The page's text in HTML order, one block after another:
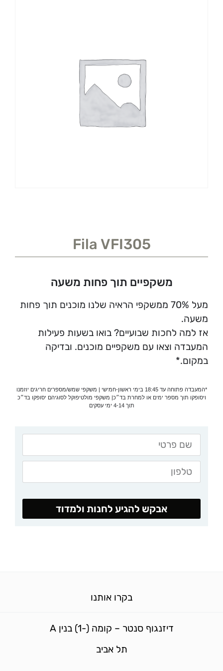
Fila VFI305
משקפיים תוך פחות משעה
מעל 70% ממשקפי הראיה שלנו מוכנים תוך פחות
משעה.
אז למה לחכות שבועיים? בואו בשעות פעילות
המעבדה וצאו עם משקפיים מוכנים. ובדיקה
במקום.*
*המעבדה פתוחה עד 18:45 בימי ראשון-חמישי | משקפי שמש/מספרים חריגים יוזמנו
ויסופקו תוך מספר ימים או למחרת בד״כ| משקפי מולטיפוקל לסוגיהם יסופקו בד״כ
תוך 4-14 ימי עסקים
אבקש להגיע לחנות ולמדוד
בקרו אותנו
דיזנגוף סנטר – קומה (-1) בנין A
תל אביב